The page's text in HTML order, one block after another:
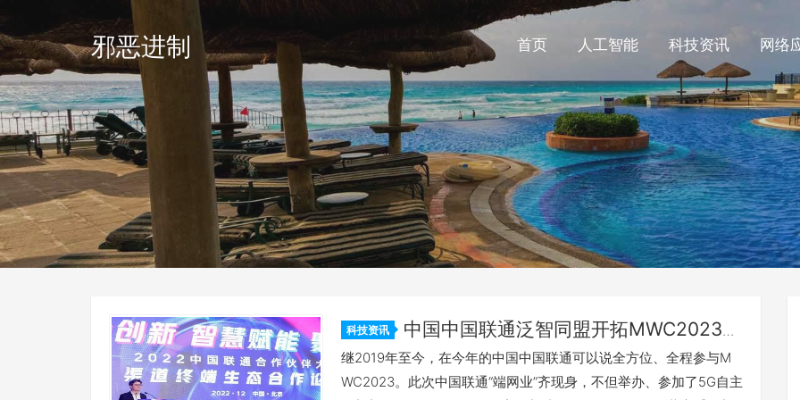
邪恶进制 首页 人工智能 科技资讯 网络
科技资讯
中国中国联通泛智同盟开拓MWC2023全
球化协作“新蓝海”
继2019年至今，在今年的中国中国联通可以说全方位、全程参与M
WC2023。此次中国联通“端网业”齐现身，不但举办、参加了5G自主